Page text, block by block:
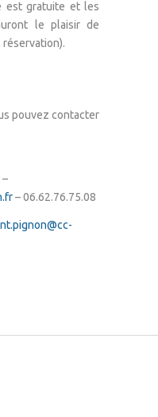
est gratuite et les
le plaisir de
pouvez contacter
–
– 06.62.76.75.08